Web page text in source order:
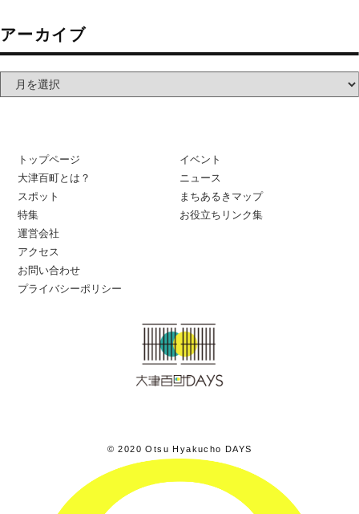
アーカイブ
トップページ
大津百町とは？
スポット
特集
イベント
ニュース
まちあるきマップ
お役立ちリンク集
運営会社
アクセス
お問い合わせ
プライバシーポリシー
© 2020 Otsu Hyakucho DAYS